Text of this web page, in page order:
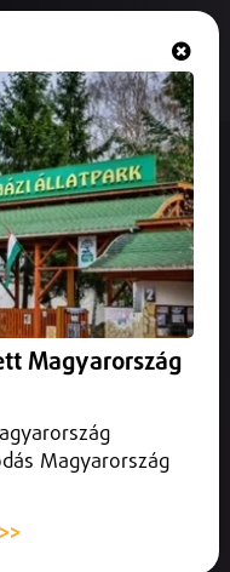
Magyarország
Magyarország